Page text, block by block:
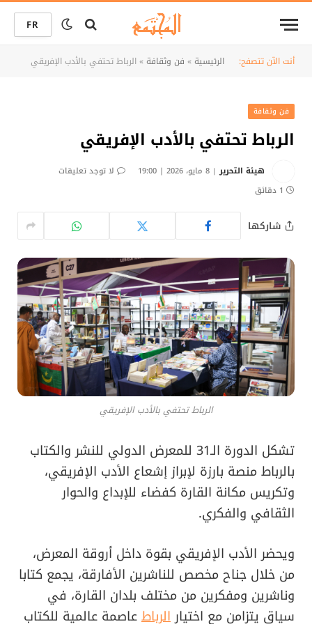
FR
أنت الآن تتصفح: الرئيسية» فن وثقافة»الرباط تحتفي بالأدب الإفريقي
فن وثقافة
الرباط تحتفي بالأدب الإفريقي
هيئة التحرير 8 مايو، 2026 | 19:00
لا توجد تعليقات
1 دقائق
شاركها
الرباط تحتفي بالأدب الإفريقي
تشكل الدورة الـ31 للمعرض الدولي للنشر والكتاب
بالرباط منصة بارزة لإبراز إشعاع الأدب الإفريقي،
وتكريس مكانة القارة كفضاء للإبداع والحوار
الثقافي والفكري.
ويحضر الأدب الإفريقي بقوة داخل أروقة المعرض،
من خلال جناح مخصص للناشرين الأفارقة، يجمع كتابا
وناشرين ومفكرين من مختلف بلدان القارة، في
سياق يتزامن مع اختيارالرباطعاصمة عالمية للكتاب